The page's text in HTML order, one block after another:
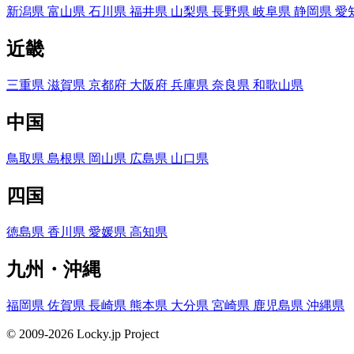
新潟県 富山県 石川県 福井県 山梨県 長野県 岐阜県 静岡県 愛
近畿
三重県 滋賀県 京都府 大阪府 兵庫県 奈良県 和歌山県
中国
鳥取県 島根県 岡山県 広島県 山口県
四国
徳島県 香川県 愛媛県 高知県
九州・沖縄
福岡県 佐賀県 長崎県 熊本県 大分県 宮崎県 鹿児島県 沖縄県
© 2009-2026 Locky.jp Project